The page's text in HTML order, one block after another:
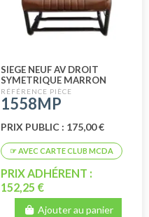
SIEGE NEUF AV DROIT
SYMETRIQUE MARRON
PERFORE
1558MP
PRIX PUBLIC : 175,00 €
PRIX ADHÉRENT :
152,25 €
Ajouter au panier